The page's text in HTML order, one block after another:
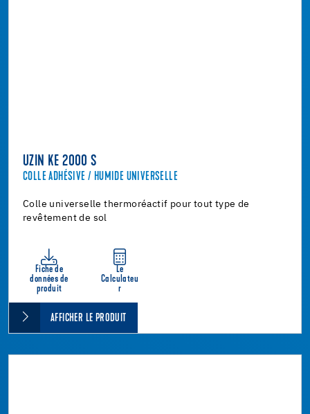
UZIN KE 2000 S
COLLE ADHÉSIVE / HUMIDE UNIVERSELLE
Colle universelle thermoréactif pour tout type de
revêtement de sol
Fiche de
données de
produit
Le
Calculateu
r
AFFICHER LE PRODUIT